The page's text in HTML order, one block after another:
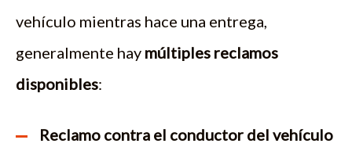
vehículo mientras hace una entrega,
generalmente hay múltiples reclamos
disponibles:
Reclamo contra el conductor del vehículo